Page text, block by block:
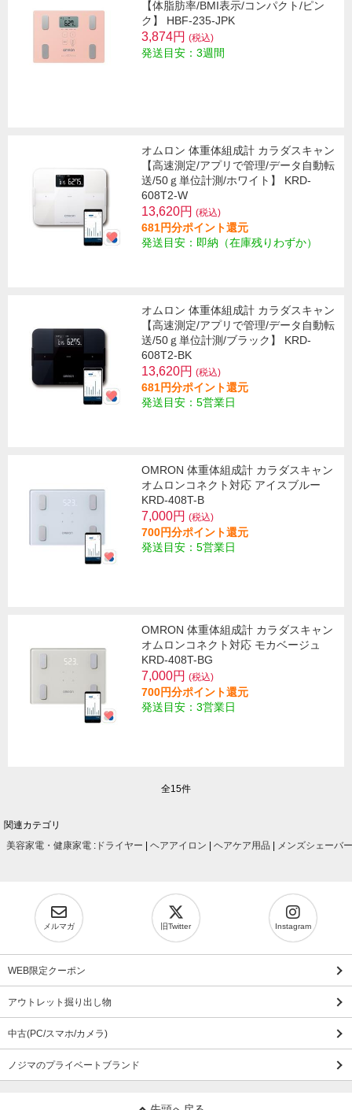
【体脂肪率/BMI表示/コンパクト/ピン
ク】 HBF-235-JPK
3,874円 (税込)
発送目安：3週間
オムロン 体重体組成計 カラダスキャン
【高速測定/アプリで管理/データ自動転
送/50ｇ単位計測/ホワイト】 KRD-
608T2-W
13,620円 (税込)
681円分ポイント還元
発送目安：即納（在庫残りわずか）
オムロン 体重体組成計 カラダスキャン
【高速測定/アプリで管理/データ自動転
送/50ｇ単位計測/ブラック】 KRD-
608T2-BK
13,620円 (税込)
681円分ポイント還元
発送目安：5営業日
OMRON 体重体組成計 カラダスキャン
オムロンコネクト対応 アイスブルー
KRD-408T-B
7,000円 (税込)
700円分ポイント還元
発送目安：5営業日
OMRON 体重体組成計 カラダスキャン
オムロンコネクト対応 モカベージュ
KRD-408T-BG
7,000円 (税込)
700円分ポイント還元
発送目安：3営業日
全15件
関連カテゴリ
美容家電・健康家電 : ドライヤー | ヘアアイロン | ヘアケア用品 | メンズシェーバー
メルマガ 旧Twitter Instagram
WEB限定クーポン
アウトレット掘り出し物
中古(PC/スマホ/カメラ)
ノジマのプライベートブランド